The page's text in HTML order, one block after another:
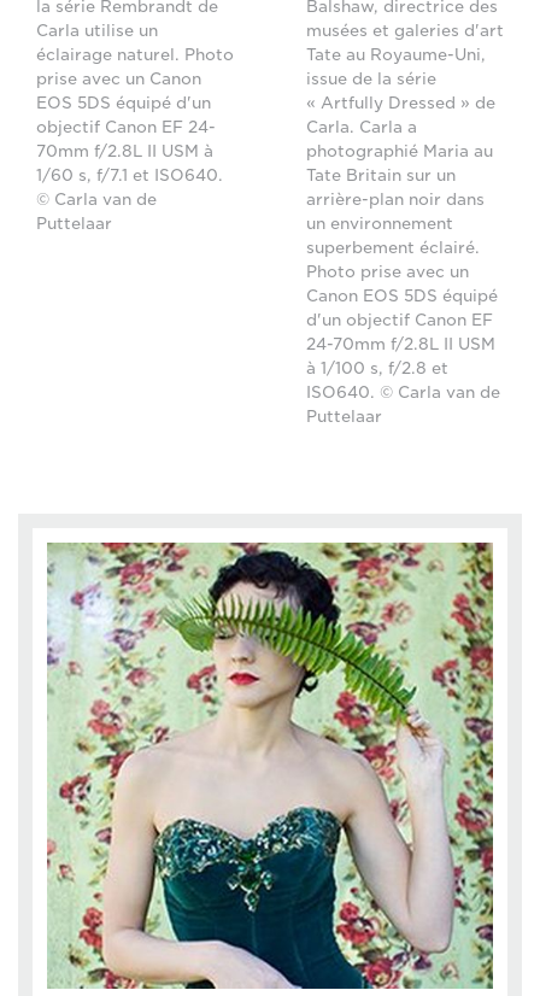
la série Rembrandt de
Carla utilise un
éclairage naturel. Photo
prise avec un Canon
EOS 5DS équipé d'un
objectif Canon EF 24-
70mm f/2.8L II USM à
1/60 s, f/7.1 et ISO640.
© Carla van de
Puttelaar
Balshaw, directrice des
musées et galeries d'art
Tate au Royaume-Uni,
issue de la série
« Artfully Dressed » de
Carla. Carla a
photographié Maria au
Tate Britain sur un
arrière-plan noir dans
un environnement
superbement éclairé.
Photo prise avec un
Canon EOS 5DS équipé
d'un objectif Canon EF
24-70mm f/2.8L II USM
à 1/100 s, f/2.8 et
ISO640. © Carla van de
Puttelaar